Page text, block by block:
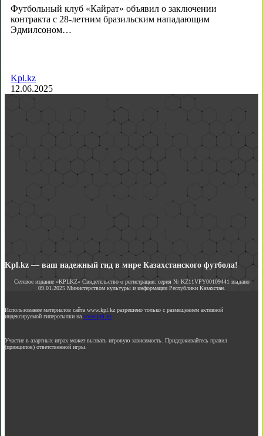
Футбольный клуб «Кайрат» объявил о заключении
контракта с 28-летним бразильским нападающим
Эдмилсоном…
Kpl.kz
12.06.2025
Kpl.kz — ваш надежный гид в мире Казахстанского футбола!
Сетевое издание «KPLKZ» Свидетельство о регистрации: серия № KZ11VPY00109441 выдано
09.01.2025 Министерством культуры и информации Республики Казахстан.
Использование материалов сайта www.kpl.kz разрешено только с размещением активной
индексируемой гиперссылки на www.kpl.kz
Участие в азартных играх может вызвать игровую зависимость. Придерживайтесь правил
(принципов) ответственной игры.